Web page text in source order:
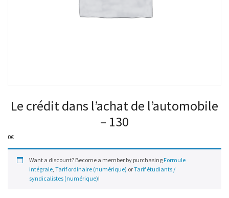
Le crédit dans l’achat de l’automobile
– 130
0€
Want a discount? Become a member by purchasing Formule
intégrale, Tarif ordinaire (numérique) orTarif étudiants /
syndicalistes (numérique)!